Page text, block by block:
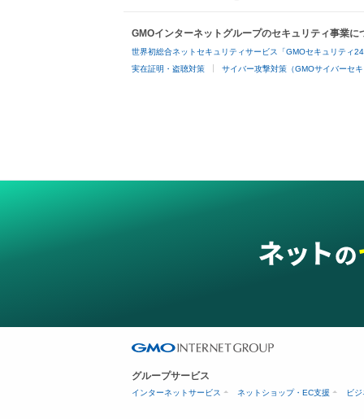
GMOインターネットグループのセキュリティ事業に
世界初総合ネットセキュリティサービス「GMOセキュリティ
実在証明・盗聴対策
サイバー攻撃対策（GMOサイバーセ
グループサービス
インターネットサービス ネットショップ・EC支援 ビ